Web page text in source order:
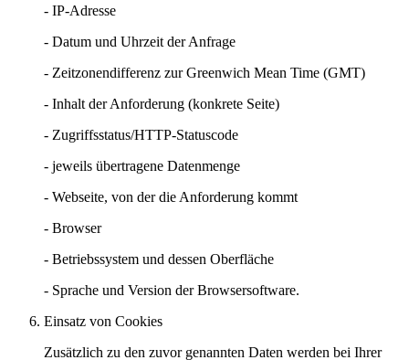
- IP-Adresse
- Datum und Uhrzeit der Anfrage
- Zeitzonendifferenz zur Greenwich Mean Time (GMT)
- Inhalt der Anforderung (konkrete Seite)
- Zugriffsstatus/HTTP-Statuscode
- jeweils übertragene Datenmenge
- Webseite, von der die Anforderung kommt
- Browser
- Betriebssystem und dessen Oberfläche
- Sprache und Version der Browsersoftware.
Einsatz von Cookies
Zusätzlich zu den zuvor genannten Daten werden bei Ihrer